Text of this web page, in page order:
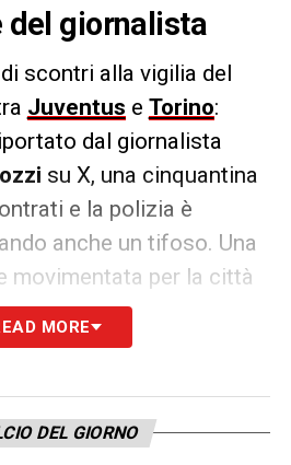
del giornalista
scontri alla vigilia del
Juventus e Torino:
dal giornalista
su X, una cinquantina
e la polizia è
anche un tifoso. Una
movimentata per la città
giorni ospita, tra gli
gliATP di Tennis.
di guerriglia a
di ultrà di Toro e
MORE
DEL GIORNO